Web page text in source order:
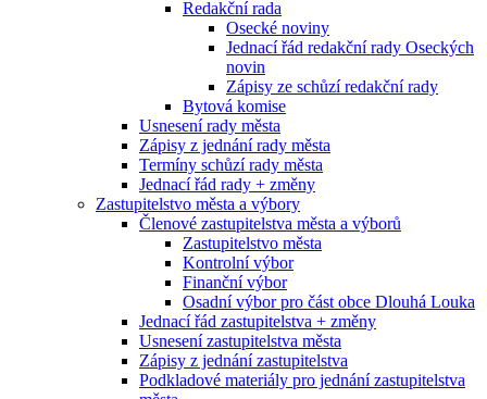
Redakční rada
Osecké noviny
Jednací řád redakční rady Oseckých
novin
Zápisy ze schůzí redakční rady
Bytová komise
Usnesení rady města
Zápisy z jednání rady města
Termíny schůzí rady města
Jednací řád rady + změny
Zastupitelstvo města a výbory
Členové zastupitelstva města a výborů
Zastupitelstvo města
Kontrolní výbor
Finanční výbor
Osadní výbor pro část obce Dlouhá Louka
Jednací řád zastupitelstva + změny
Usnesení zastupitelstva města
Zápisy z jednání zastupitelstva
Podkladové materiály pro jednání zastupitelstva